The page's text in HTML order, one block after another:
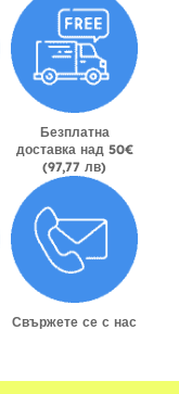
Безплатна
доставка над 50€
(97,77 лв)
Свържете се с нас